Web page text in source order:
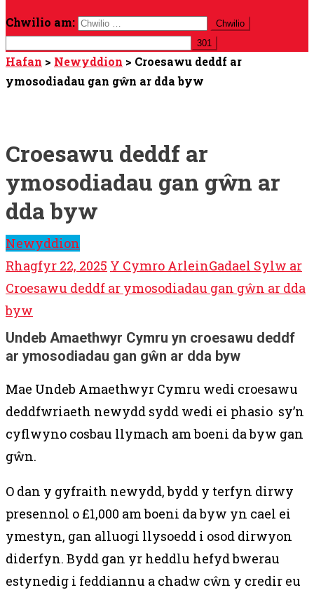
Chwilio am:
Hafan > Newyddion > Croesawu deddf ar
ymosodiadau gan gŵn ar dda byw
Croesawu deddf ar
ymosodiadau gan gŵn ar
dda byw
Newyddion
Rhagfyr 22, 2025 Y Cymro ArleinGadael Sylw ar
Croesawu deddf ar ymosodiadau gan gŵn ar dda
byw
Undeb Amaethwyr Cymru yn croesawu deddf
ar ymosodiadau gan gŵn ar dda byw
Mae Undeb Amaethwyr Cymru wedi croesawu
deddfwriaeth newydd sydd wedi ei phasio sy’n
cyflwyno cosbau llymach am boeni da byw gan
gŵn.
O dan y gyfraith newydd, bydd y terfyn dirwy
presennol o £1,000 am boeni da byw yn cael ei
ymestyn, gan alluogi llysoedd i osod dirwyon
diderfyn. Bydd gan yr heddlu hefyd bwerau
estynedig i feddiannu a chadw cŵn y credir eu